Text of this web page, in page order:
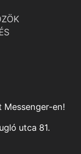
Messenger-en!
utca 81.